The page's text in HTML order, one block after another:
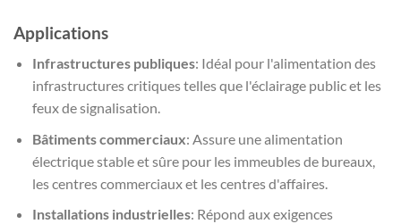
Applications
Infrastructures publiques: Idéal pour l'alimentation des
infrastructures critiques telles que l'éclairage public et les
feux de signalisation.
Bâtiments commerciaux: Assure une alimentation
électrique stable et sûre pour les immeubles de bureaux,
les centres commerciaux et les centres d'affaires.
Installations industrielles: Répond aux exigences